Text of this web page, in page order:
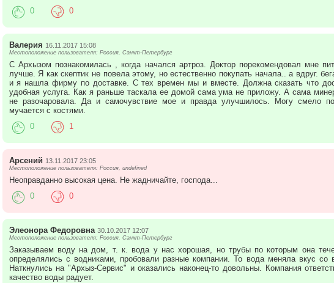
0 0
Валерия 16.11.2017 15:08
Местоположение пользователя: Россия, Санкт-Петербург
С Архызом познакомилась , когда начался артроз. Доктор порекомендовал мне
лучше. Я как скептик не повела этому, но естественно покупать начала.. а вдруг.
и я нашла фирму по доставке. С тех времен мы и вместе. Должна сказать что
удобная услуга. Как я раньше таскала ее домой сама ума не приложу. А сама
не разочаровала. Да и самочувствие мое и правда улучшилось. Могу смело
мучается с костями.
0 1
Арсений 13.11.2017 23:05
Местоположение пользователя: Россия, undefined
Неоправданно высокая цена. Не жадничайте, господа...
0 0
Элеонора Федоровна 30.10.2017 12:07
Местоположение пользователя: Россия, Санкт-Петербург
Заказываем воду на дом, т. к. вода у нас хорошая, но трубы по которым она
определялись с водниками, пробовали разные компании. То вода меняла вкус со
Наткнулись на "Архыз-Сервис" и оказались наконец-то довольны. Компания
качество воды радует.